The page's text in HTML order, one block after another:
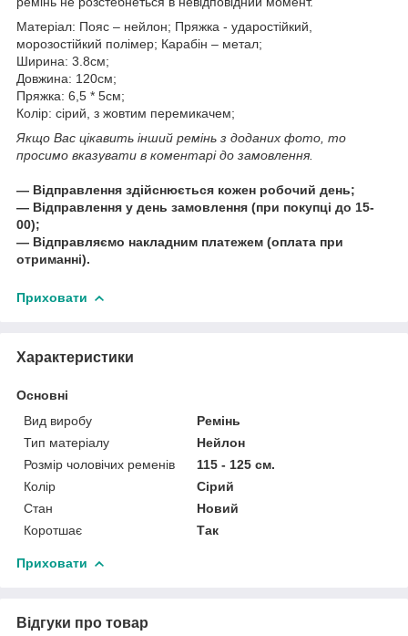
Матеріал: Пояс – нейлон; Пряжка - ударостійкий,
морозостійкий полімер; Карабін – метал;
Ширина: 3.8см;
Довжина: 120см;
Пряжка: 6,5 * 5см;
Колір: сірий, з жовтим перемикачем;
Якщо Вас цікавить інший ремінь з доданих фото, то
просимо вказувати в коментарі до замовлення.
― Відправлення здійснюється кожен робочий день;
― Відправлення у день замовлення (при покупці до 15-
00);
― Відправляємо накладним платежем (оплата при
отриманні).
Приховати
Характеристики
Основні
Вид виробу
Ремінь
Тип матеріалу
Нейлон
Розмір чоловічих ременів
115 - 125 см.
Колір
Сірий
Стан
Новий
Коротшає
Так
Приховати
Відгуки про товар